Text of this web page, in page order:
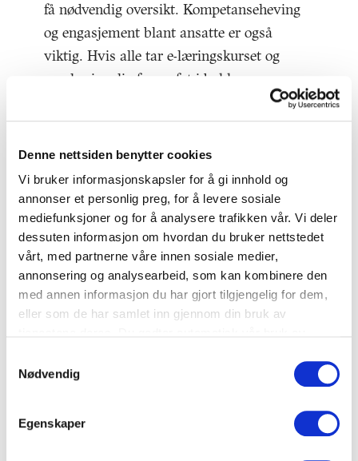
Denne nettsiden benytter cookies
Vi bruker informasjonskapsler for å gi innhold og
annonser et personlig preg, for å levere sosiale
mediefunksjoner og for å analysere trafikken vår. Vi deler
dessuten informasjon om hvordan du bruker nettstedet
vårt, med partnerne våre innen sosiale medier,
annonsering og analysearbeid, som kan kombinere den
med annen informasjon du har gjort tilgjengelig for dem,
eller som de har samlet inn gjennom din bruk av
Nødvendig
Egenskaper
få nødvendig oversikt. Kompetanseheving
og engasjement blant ansatte er også
viktig. Hvis alle tar e-læringskurset og
samles jevnlig for en fot i bakken om
resultater og tiltak, er mye gjort. God
ressursutnyttelse og gjenbruk der det er
mulig, skaper også en kultur for å ta vare
på maten og være kreativ med
overskuddet.
Siste post på programmet var å kåre
vinnerne av de beste KuttMatsvinn-
tiltakene i 2024 og dele ut bevis til de som
oppfylte kravene for dette.
Equinor mottok prisen for sitt innovative
samarbeid med Kraemer Maritime. Et